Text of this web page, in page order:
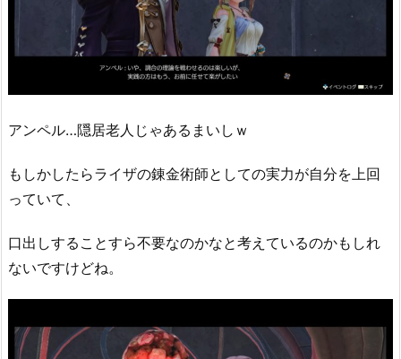
アンペル…隠居老人じゃあるまいしｗ
もしかしたらライザの錬金術師としての実力が自分を上回
っていて、
口出しすることすら不要なのかなと考えているのかもしれ
ないですけどね。